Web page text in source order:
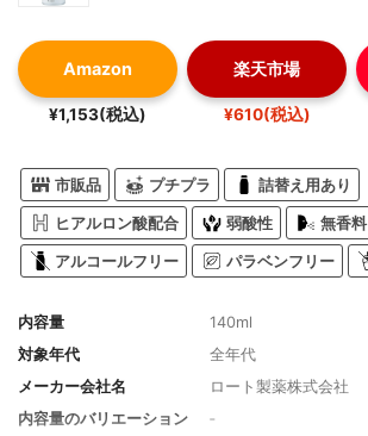
Amazon
¥1,153(税込)
楽天市場
¥610(税込)
市販品 プチプラ 詰替え用あり
ヒアルロン酸配合 弱酸性 無香料
アルコールフリー パラベンフリー
内容量
140ml
対象年代
全年代
メーカー会社名
ロート製薬株式会社
内容量のバリエーション
‐